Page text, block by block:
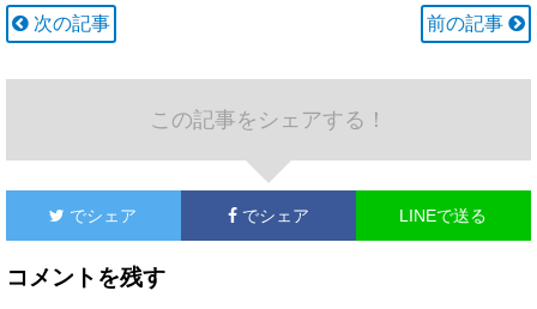
次の記事 前の記事
この記事をシェアする！
でシェア でシェア LINEで送る
コメントを残す